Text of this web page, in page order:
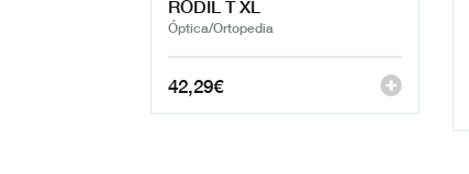
RODIL T XL
Óptica/Ortopedia
42,29€